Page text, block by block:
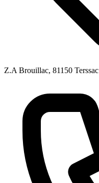
Z.A Brouillac, 81150 Terssac